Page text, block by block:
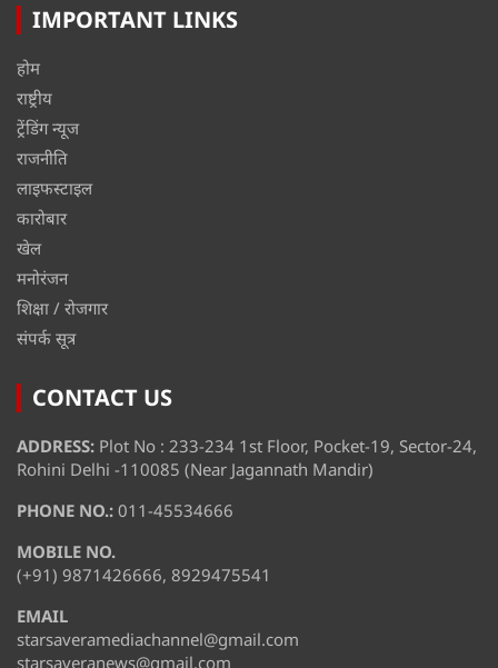
IMPORTANT LINKS
होम
राष्ट्रीय
ट्रेंडिंग न्यूज
राजनीति
लाइफस्टाइल
कारोबार
खेल
मनोरंजन
शिक्षा / रोजगार
संपर्क सूत्र
CONTACT US
ADDRESS: Plot No : 233-234 1st Floor, Pocket-19, Sector-24,
Rohini Delhi -110085 (Near Jagannath Mandir)
PHONE NO.: 011-45534666
MOBILE NO.
(+91) 9871426666, 8929475541
EMAIL
starsaveramediachannel@gmail.com
starsaveranews@gmail.com